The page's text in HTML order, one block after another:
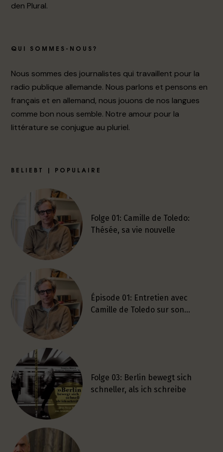
den Plural.
QUI SOMMES-NOUS?
Nous sommes des journalistes qui travaillent pour la
radio publique allemande. Nous parlons et pensons en
français et en allemand, nous jouons de nos langues
comme bon nous semble. Notre amour pour la
littérature se conjugue au pluriel.
BELIEBT | POPULAIRE
Folge 01: Camille de Toledo:
Thésée, sa vie nouvelle
Épisode 01: Entretien avec
Camille de Toledo sur son…
Folge 03: Berlin bewegt sich
schneller, als ich schreibe